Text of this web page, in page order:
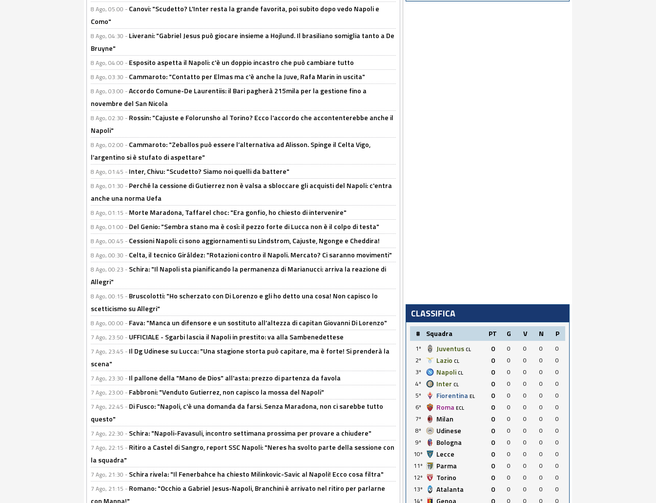
8 Ago, 05:00 - Canovi: "Scudetto? L'Inter resta la grande favorita, poi subito dopo vedo Napoli e
Como"
8 Ago, 04:30 - Liverani: "Gabriel Jesus può giocare insieme a Hojlund. Il brasiliano somiglia tanto a De
Bruyne"
8 Ago, 04:00 - Esposito aspetta il Napoli: c'è un doppio incastro che può cambiare tutto
8 Ago, 03:30 - Cammaroto: "Contatto per Elmas ma c'è anche la Juve, Rafa Marin in uscita"
8 Ago, 03:00 -Accordo Comune-De Laurentiis: il Bari pagherà 215mila per la gestione fino a
novembre del San Nicola
8 Ago, 02:30 - Rossin: "Cajuste e Folorunsho al Torino? Ecco l'accordo che accontenterebbe anche il
Napoli"
8 Ago, 02:00 - Cammaroto: "Zeballos può essere l’alternativa ad Alisson. Spinge il Celta Vigo,
l’argentino si è stufato di aspettare"
8 Ago, 01:45 - Inter, Chivu: "Scudetto? Siamo noi quelli da battere"
8 Ago, 01:30 - Perché la cessione di Gutierrez non è valsa a sbloccare gli acquisti del Napoli: c'entra
anche una norma Uefa
8 Ago, 01:15 - Morte Maradona, Taffarel choc: "Era gonfio, ho chiesto di intervenire"
8 Ago, 01:00 - Del Genio: "Sembra stano ma è così: il pezzo forte di Lucca non è il colpo di testa"
8 Ago, 00:45 - Cessioni Napoli: ci sono aggiornamenti su Lindstrom, Cajuste, Ngonge e Cheddira!
8 Ago, 00:30 - Celta, il tecnico Giráldez: "Rotazioni contro il Napoli. Mercato? Ci saranno movimenti"
8 Ago, 00:23 - Schira: "Il Napoli sta pianificando la permanenza di Marianucci: arriva la reazione di
Allegri"
8 Ago, 00:15 - Bruscolotti: "Ho scherzato con Di Lorenzo e gli ho detto una cosa! Non capisco lo
scetticismo su Allegri"
8 Ago, 00:00 - Fava: "Manca un difensore e un sostituto all’altezza di capitan Giovanni Di Lorenzo"
7 Ago, 23:50 - UFFICIALE - Sgarbi lascia il Napoli in prestito: va alla Sambenedettese
7 Ago, 23:45 - Il Dg Udinese su Lucca: "Una stagione storta può capitare, ma è forte! Si prenderà la
scena"
7 Ago, 23:30 - Il pallone della "Mano de Dios" all'asta: prezzo di partenza da favola
7 Ago, 23:00 - Fabbroni: "Venduto Gutierrez, non capisco la mossa del Napoli"
7 Ago, 22:45 - Di Fusco: "Napoli, c'è una domanda da farsi. Senza Maradona, non ci sarebbe tutto
questo"
7 Ago, 22:30 - Schira: "Napoli-Favasuli, incontro settimana prossima per provare a chiudere"
7 Ago, 22:15 - Ritiro a Castel di Sangro, report SSC Napoli: "Neres ha svolto parte della sessione con
la squadra"
7 Ago, 21:30 - Schira rivela: "Il Fenerbahce ha chiesto Milinkovic-Savic al Napoli! Ecco cosa filtra"
7 Ago, 21:15 - Romano: "Occhio a Gabriel Jesus-Napoli, Branchini è arrivato nel ritiro per parlarne
con Manna!"
CLASSIFICA
# Squadra PT G V N P
1º Juventus CL 0 0 0 0
0
2º
Lazio CL 0 0 0 0
0
3º
Napoli CL 0 0 0 0
0
4º
Inter CL 0 0 0 0
0
5º
Fiorentina EL 0 0 0 0
0
6º
Roma ECL 0 0 0 0
0
7º
Milan 0 0 0 0
0
8º
Udinese 0 0 0 0
0
9º
Bologna 0 0 0 0
0
10º
Lecce 0 0 0 0
0
11º
Parma 0 0 0 0
0
12º
Torino 0 0 0 0
0
13º
Atalanta 0 0 0 0
0
14º
Genoa 0 0 0 0 0